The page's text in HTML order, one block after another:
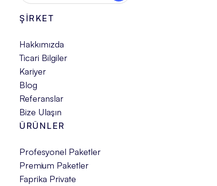
ŞİRKET
Hakkımızda
Ticari Bilgiler
Kariyer
Blog
Referanslar
Bize Ulaşın
ÜRÜNLER
Profesyonel Paketler
Premium Paketler
Faprika Private